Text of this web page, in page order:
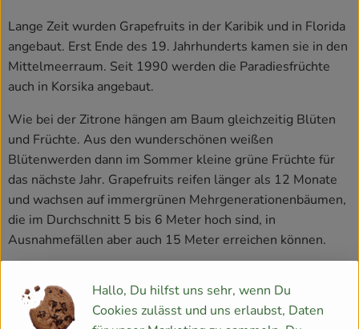
Lange Zeit wurden Grapefruits in der Karibik und in Florida
angebaut. Erst Ende des 19. Jahrhunderts kamen sie in den
Mittelmeerraum. Seit 1990 werden die Paradiesfrüchte
auch in Korsika angebaut.
Wie bei der Zitrone hängen am Baum gleichzeitig Blüten
und Früchte. Aus den wunderschönen weißen
Blütenwerden dann im Sommer kleine grüne Früchte für
das nächste Jahr. Grapefruits reifen länger als 12 Monate
und wachsen auf immergrünen Mehrgenerationenbäumen,
die im Durchschnitt 5 bis 6 Meter hoch sind, in
Ausnahmefällen aber auch 15 Meter erreichen können.
Die verschiedenen Sorten der Pompelmo unterteilen sich
Hallo, Du hilfst uns sehr, wenn Du
Cookies zulässt und uns erlaubst, Daten